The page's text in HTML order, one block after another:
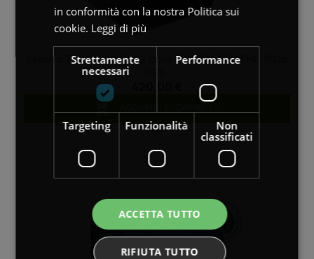
Lenovo ThinkPad X13 G2 Core I7-1165G7 13" FHD 16Gb

in conformità con la nostra Politica sui
cookie. Leggi di più
Strettamente
necessari
Performance
Targeting Funzionalità
Non
classificati
ACCETTA TUTTO
RIFIUTA TUTTO